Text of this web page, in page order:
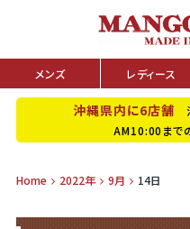
メンズ レディース
沖縄県内に6店舗
AM10:00まで
Home 2022年 9月 14日